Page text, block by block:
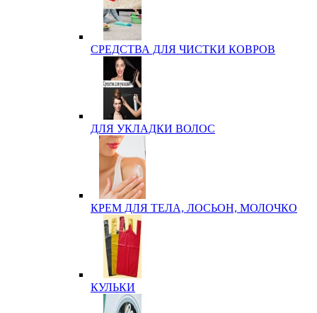
СРЕДСТВА ДЛЯ ЧИСТКИ КОВРОВ
ДЛЯ УКЛАДКИ ВОЛОС
КРЕМ ДЛЯ ТЕЛА, ЛОСЬОН, МОЛОЧКО
КУЛЬКИ